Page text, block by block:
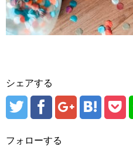
シェアする
フォローする